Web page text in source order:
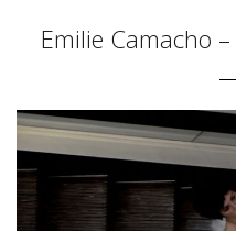
Emilie Camacho